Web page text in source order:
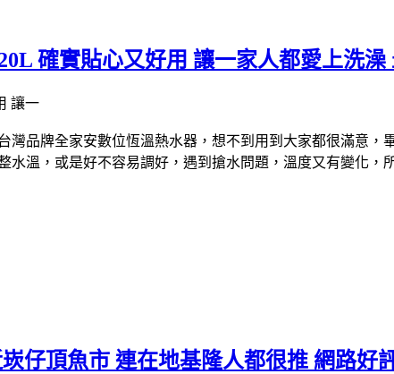
確實貼心又好用 讓一家人都愛上洗
灣品牌全家安數位恆溫熱水器，想不到用到大家都很滿意
水溫，或是好不容易調好，遇到搶水問題，溫度又有變化，
仔頂魚市 連在地基隆人都很推 網路好